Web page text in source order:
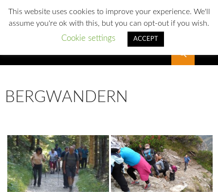
SLG Reichenbach
BERGWANDERN
This website uses cookies to improve your experience. We'll
assume you're ok with this, but you can opt-out if you wish.
Cookie settings ACCEPT